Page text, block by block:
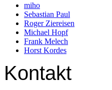
miho
Sebastian Paul
Roger Ziereisen
Michael Hopf
Frank Melech
Horst Kordes
Kontakt